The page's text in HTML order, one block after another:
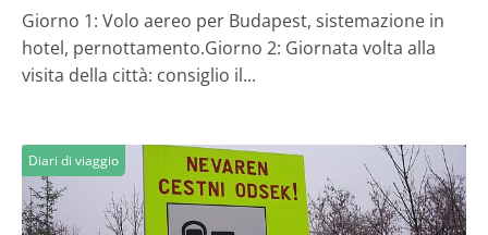
Giorno 1: Volo aereo per Budapest, sistemazione in
hotel, pernottamento.Giorno 2: Giornata volta alla
visita della città: consiglio il...
Diari di viaggio